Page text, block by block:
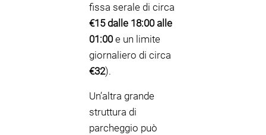
fissa serale di circa
€15 dalle 18:00 alle
01:00e un limite
giornaliero di circa
€32).
Un’altra grande
struttura di
parcheggio può